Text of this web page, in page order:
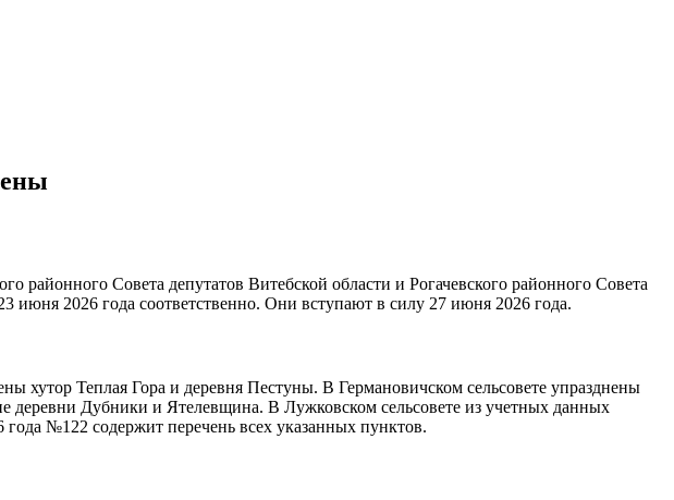
Совета депутатов Витебской области и Рогачевского районного Совета
июня 2026 года соответственно. Они вступают в силу 27 июня 2026 года.
хутор Теплая Гора и деревня Пестуны. В Германовичском сельсовете упразднены
деревни Дубники и Ятелевщина. В Лужковском сельсовете из учетных данных
№122 содержит перечень всех указанных пунктов.